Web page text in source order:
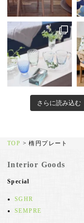
さらに読み込む
TOP >楕円プレート
Interior Goods
Special
SGHR
SEMPRE